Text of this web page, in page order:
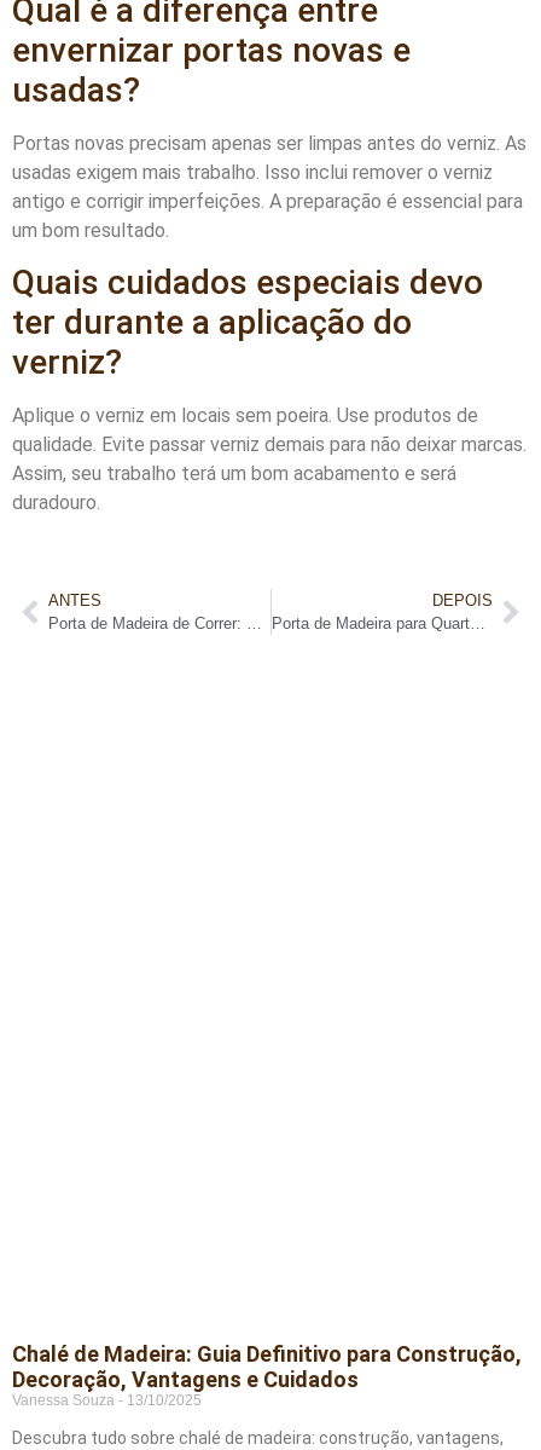
Qual é a diferença entre
envernizar portas novas e
usadas?
Portas novas precisam apenas ser limpas antes do verniz. As
usadas exigem mais trabalho. Isso inclui remover o verniz
antigo e corrigir imperfeições. A preparação é essencial para
um bom resultado.
Quais cuidados especiais devo
ter durante a aplicação do
verniz?
Aplique o verniz em locais sem poeira. Use produtos de
qualidade. Evite passar verniz demais para não deixar marcas.
Assim, seu trabalho terá um bom acabamento e será
duradouro.
ANTES
Porta de Madeira de Correr: Guia de Escolha e Instalação
DEPOIS
Porta de Madeira para Quarto: Estilo e Privacidade
Chalé de Madeira: Guia Definitivo para Construção,
Decoração, Vantagens e Cuidados
Vanessa Souza 13/10/2025
Descubra tudo sobre chalé de madeira: construção, vantagens,